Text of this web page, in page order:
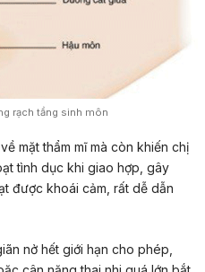
rạch tầng sinh môn
mặt thẩm mĩ mà còn khiến chị
tình dục khi giao hợp, gây
được khoái cảm, rất dễ dẫn
nở hết giới hạn cho phép,